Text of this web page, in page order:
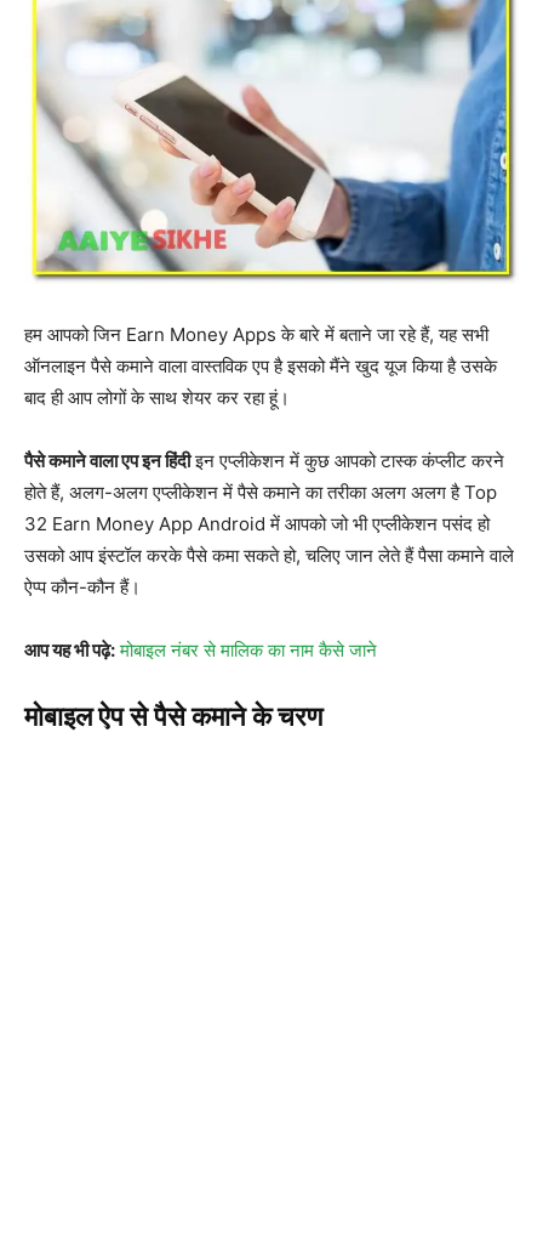
हम आपको जिन Earn Money Apps के बारे में बताने जा रहे हैं, यह सभी
ऑनलाइन पैसे कमाने वाला वास्तविक एप है इसको मैंने खुद यूज किया है उसके
बाद ही आप लोगों के साथ शेयर कर रहा हूं।
पैसे कमाने वाला एप इन हिंदीइन एप्लीकेशन में कुछ आपको टास्क कंप्लीट करने
होते हैं, अलग-अलग एप्लीकेशन में पैसे कमाने का तरीका अलग अलग है Top
32 Earn Money App Android में आपको जो भी एप्लीकेशन पसंद हो
उसको आप इंस्टॉल करके पैसे कमा सकते हो, चलिए जान लेते हैं पैसा कमाने वाले
ऐप्प कौन-कौन हैं।
आप यह भी पढ़े: मोबाइल नंबर से मालिक का नाम कैसे जाने
मोबाइल ऐप से पैसे कमाने के चरण